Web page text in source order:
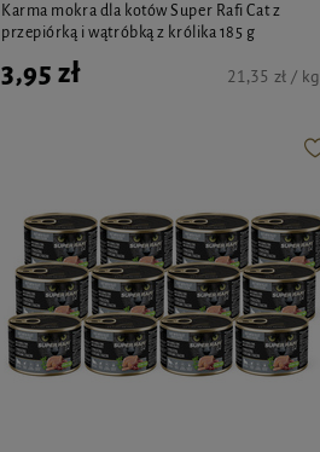
Karma mokra dla kotów Super Rafi Cat z
przepiórką i wątróbką z królika 185 g
3,95 zł 21,35 zł / kg